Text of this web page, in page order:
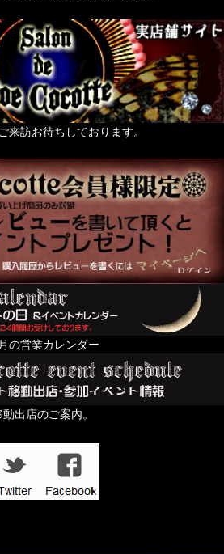
来訪お待ちしております。
の営業カレンダー
動出店のご案内。